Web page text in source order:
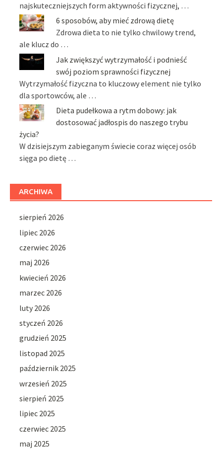
najskuteczniejszych form aktywności fizycznej, …
6 sposobów, aby mieć zdrową dietę
Zdrowa dieta to nie tylko chwilowy trend,
ale klucz do …
Jak zwiększyć wytrzymałość i podnieść
swój poziom sprawności fizycznej
Wytrzymałość fizyczna to kluczowy element nie tylko
dla sportowców, ale …
Dieta pudełkowa a rytm dobowy: jak
dostosować jadłospis do naszego trybu
życia?
W dzisiejszym zabieganym świecie coraz więcej osób
sięga po dietę …
ARCHIWA
sierpień 2026
lipiec 2026
czerwiec 2026
maj 2026
kwiecień 2026
marzec 2026
luty 2026
styczeń 2026
grudzień 2025
listopad 2025
październik 2025
wrzesień 2025
sierpień 2025
lipiec 2025
czerwiec 2025
maj 2025